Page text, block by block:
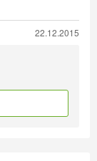
22.12.2015